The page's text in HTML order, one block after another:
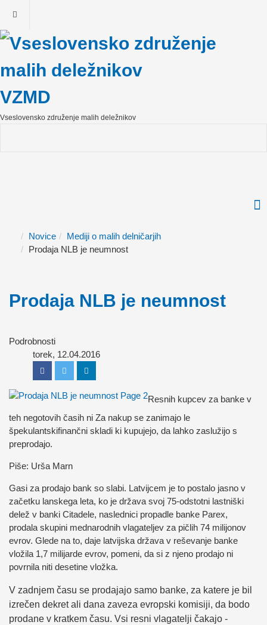
VZMD
Vseslovensko združenje malih deležnikov
Novice
Mediji o malih delničarjih
Prodaja NLB je neumnost
Prodaja NLB je neumnost
Podrobnosti
torek, 12.04.2016
Resnih kupcev za banke v
teh negotovih časih ni Za nakup se zanimajo le
špekulantskifinančni skladi ki kupujejo, da lahko zaslužijo s
preprodajo.
Piše: Urša Marn
Gasi za prodajo bank so slabi. Latvijcem je to postalo jasno v
začetku lanskega leta, ko je država svoj 75-odstotni lastniški
delež v banki Citadele, naslednici propadle banke Parex,
prodala skupini mednarodnih vlagateljev za pičlih 74 milijonov
evrov. Glede na to, daje latvijska država v reševanje banke
vložila 1,7 milijarde evrov, pomeni, da si z njeno prodajo ni
povrnila niti desetine vložka.
V zadnjem času se prodajajo samo banke, za katere je bil
izrečen dekret ali dana zaveza evropski komisiji, da bodo
prodane v kratkem času. Vsi resni vlagatelji čakajo -